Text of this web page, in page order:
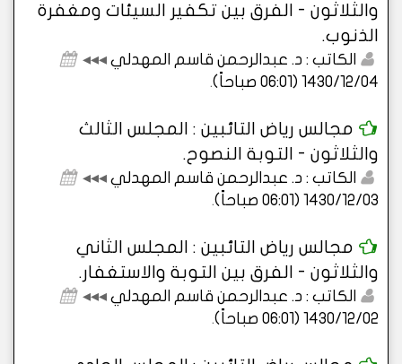
والثلاثون - الفرق بين تكفير السيئات ومغفرة
الذنوب.
الكاتب : د. عبدالرحمن قاسم المهدلي ◂◂◂
1430/12/04 (06:01 صباحاً)
.
مجالس رياض التائبين : المجلس الثالث
والثلاثون - التوبة النصوح.
الكاتب : د. عبدالرحمن قاسم المهدلي ◂◂◂
1430/12/03 (06:01 صباحاً)
.
مجالس رياض التائبين : المجلس الثاني
والثلاثون - الفرق بين التوبة والاستغفار.
الكاتب : د. عبدالرحمن قاسم المهدلي ◂◂◂
1430/12/02 (06:01 صباحاً)
.